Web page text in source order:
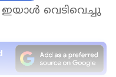
വെടിവെച്ചു